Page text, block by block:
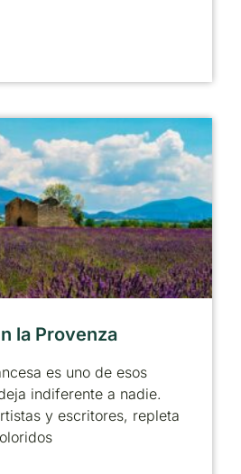
la Provenza
es uno de esos
indiferente a nadie.
y escritores, repleta